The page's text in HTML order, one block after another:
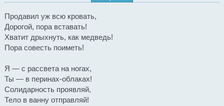
Продавил уж всю кровать,
Дорогой, пора вставать!
Хватит дрыхнуть, как медведь!
Пора совесть поиметь!
Я — с рассвета на ногах,
Ты — в перинах-облаках!
Солидарность проявляй,
Тело в ванну отправляй!